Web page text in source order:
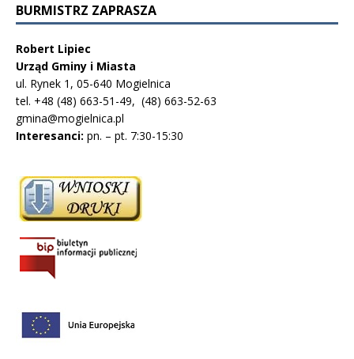
BURMISTRZ ZAPRASZA
Robert Lipiec
Urząd Gminy i Miasta
ul. Rynek 1, 05-640 Mogielnica
tel. +48 (48) 663-51-49, (48) 663-52-63
gmina@mogielnica.pl
Interesanci: pn. – pt. 7:30-15:30